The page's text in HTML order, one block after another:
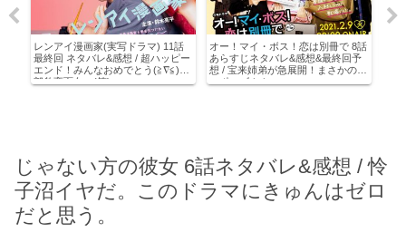
レンアイ漫画家(実写ドラマ) 11話
最終回 ネタバレ&感想 / 超ハッピー
エンド！みんなおめでとう(≧∇≦)刈
部豹変面白い(笑)
オー！マイ・ボス！恋は別冊で 8話
あらすじネタバレ&感想&最終回予
想 / 宝来姉弟が急展開！まさかのプ
ロポーズ！！
じゃない方の彼女 6話ネタバレ&感想 / 怜
子沼イヤだ。このドラマにきゅんはゼロ
だと思う。